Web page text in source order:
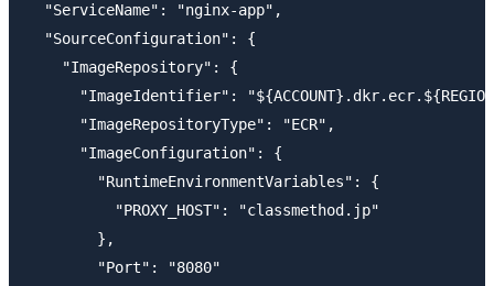
  "ServiceName": "nginx-app",
  "SourceConfiguration": {
    "ImageRepository": {
"ImageIdentifier":
      "ImageRepositoryType": "ECR",
      "ImageConfiguration": {
        "RuntimeEnvironmentVariables": {
          "PROXY_HOST": "classmethod.jp"
        },
        "Port": "8080"